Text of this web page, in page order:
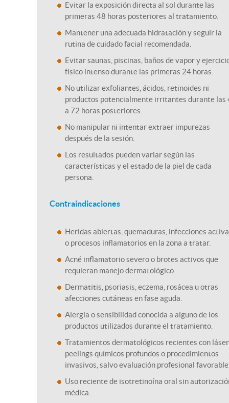
Evitar la exposición directa al sol durante las
primeras 48 horas posteriores al tratamiento.
Mantener una adecuada hidratación y seguir la
rutina de cuidado facial recomendada.
Evitar saunas, piscinas, baños de vapor y
físico intenso durante las primeras 24 horas.
No utilizar exfoliantes, ácidos, retinoides ni
productos potencialmente irritantes durante las
a 72 horas posteriores.
No manipular ni intentar extraer impurezas
después de la sesión.
Los resultados pueden variar según las
características y el estado de la piel de cada
persona.
Contraindicaciones
Heridas abiertas, quemaduras, infecciones
o procesos inflamatorios en la zona a tratar.
Acné inflamatorio severo o brotes activos que
requieran manejo dermatológico.
Dermatitis, psoriasis, eczema, rosácea u otras
afecciones cutáneas en fase aguda.
Alergia o sensibilidad conocida a alguno de los
productos utilizados durante el tratamiento.
Tratamientos dermatológicos recientes con
peelings químicos profundos o procedimientos
invasivos, salvo evaluación profesional
Uso reciente de isotretinoína oral sin
médica.